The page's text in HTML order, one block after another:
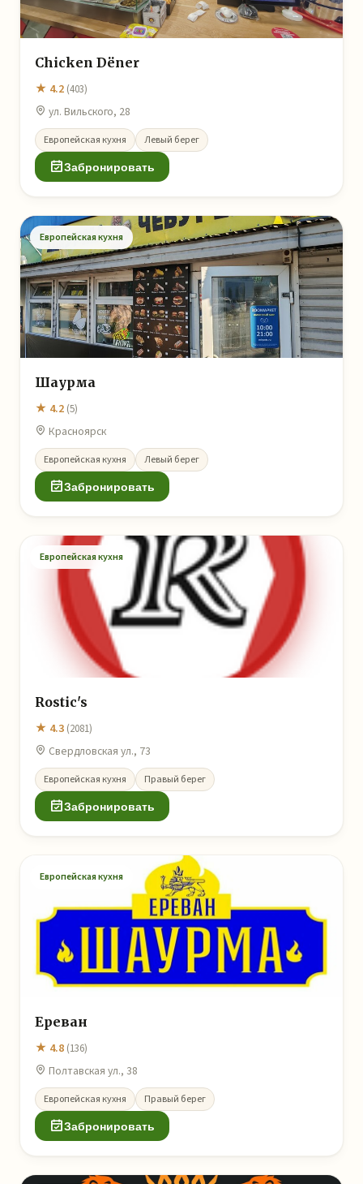
Chicken Dёner
★ 4.2 (403)
ул. Вильского, 28
Европейская кухня Левый берег
Забронировать
Европейская кухня
Шаурма
★ 4.2 (5)
Красноярск
Европейская кухня Левый берег
Забронировать
Европейская кухня
Rostic's
★ 4.3 (2081)
Свердловская ул., 73
Европейская кухня Правый берег
Забронировать
Европейская кухня
Ереван
★ 4.8 (136)
Полтавская ул., 38
Европейская кухня Правый берег
Забронировать